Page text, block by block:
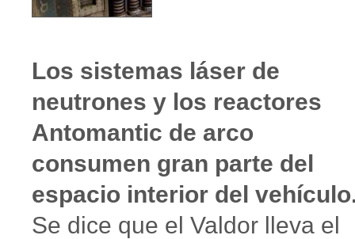
Los sistemas láser de
neutrones y los reactores
Antomantic de arco
consumen gran parte del
espacio interior del
Se dice que el Valdor lleva el